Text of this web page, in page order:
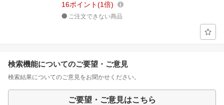
16ポイント 1倍
ご注文できない商品
検索機能についてのご要望・ご意見
検索結果についてのご意見をお聞かせください。
ご要望・ご意見はこちら